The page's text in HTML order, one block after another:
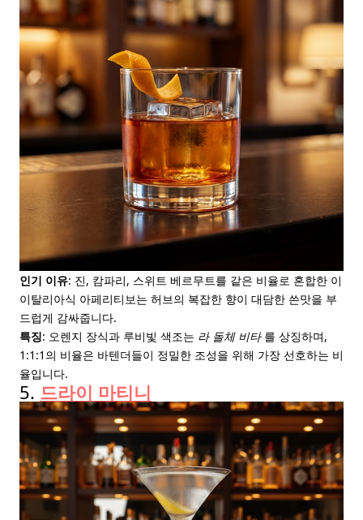
인기 이유: 진, 캄파리, 스위트 베르무트를 같은 비율로 혼합한 이
이탈리아식 아페리티보는 허브의 복잡한 향이 대담한 쓴맛을 부
드럽게 감싸줍니다.
특징: 오렌지 장식과 루비빛 색조는 라 돌체 비타를 상징하며,
1:1:1의 비율은 바텐더들이 정밀한 조성을 위해 가장 선호하는 비
율입니다.
5. 드라이 마티니